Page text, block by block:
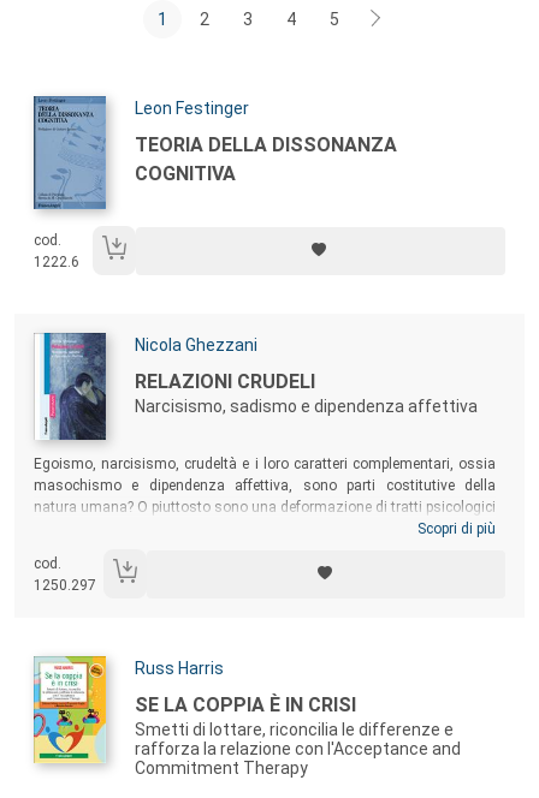
1 2 3 4 5
Autori:
Leon Festinger
Titolo:
TEORIA DELLA DISSONANZA
COGNITIVA
cod.
1222.6
Autori:
Nicola Ghezzani
Titolo:
RELAZIONI CRUDELI
Narcisismo, sadismo e dipendenza affettiva
Sommario:
Egoismo, narcisismo, crudeltà e i loro caratteri complementari, ossia
masochismo e dipendenza affettiva, sono parti costitutive della
natura umana? O piuttosto sono una deformazione di tratti psicologici
che avrebbero potuto avere un miglior destino? L’Autore risponde a
di icone della cultura come Ingmar Bergman (“un egoista”, secondo la
sua stessa definizione) e il fondatore del sadismo, il marchese De
Scopri di più
cod.
1250.297
Autori:
Russ Harris
Titolo:
SE LA COPPIA È IN CRISI
Smetti di lottare, riconcilia le differenze e
rafforza la relazione con l'Acceptance and
Commitment Therapy